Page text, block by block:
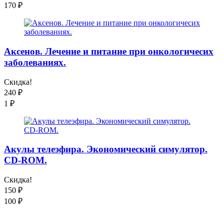
170 ₽
Аксенов. Лечение и питание при онкологичесих
заболеваниях.
Скидка!
240 ₽
1 ₽
Акулы телеэфира. Экономический симулятор.
CD-ROM.
Скидка!
150 ₽
100 ₽